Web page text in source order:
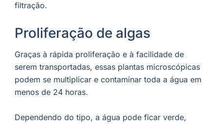
filtração.
Proliferação de algas
Graças à rápida proliferação e à facilidade de
serem transportadas, essas plantas microscópicas
podem se multiplicar e contaminar toda a água em
menos de 24 horas.
Dependendo do tipo, a água pode ficar verde,